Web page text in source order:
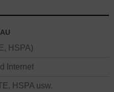
HSPA)
Internet
HSPA usw.